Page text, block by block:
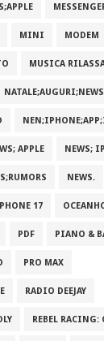
MINI MODEM
MUSICA
APPLE NEWS;
NEWS.
17
PDF PIANO &
PRO MAX
RADIO DEEJAY
REBEL RACING: